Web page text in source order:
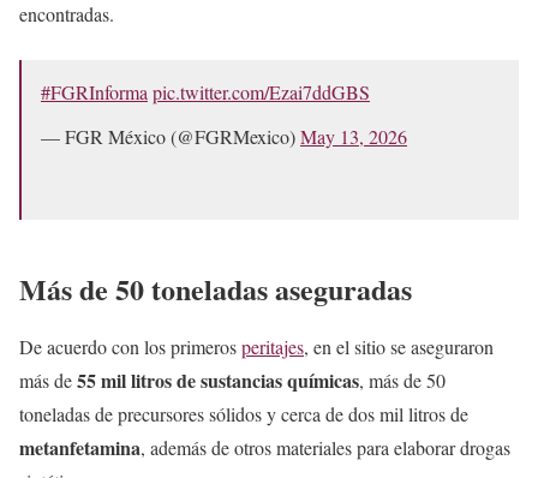
encontradas.
#FGRInforma pic.twitter.com/Ezai7ddGBS
— FGR México (@FGRMexico)May 13, 2026
Más de 50 toneladas aseguradas
De acuerdo con los primerosperitajes, en el sitio se aseguraron
más de55 mil litros de sustancias químicas, más de 50
toneladas de precursores sólidos y cerca de dos mil litros de
metanfetamina, además de otros materiales para elaborar drogas